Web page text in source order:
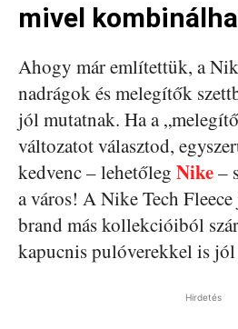
mivel
Ahogy már említettük, a
nadrágok és melegítők
jól mutatnak. Ha a
változatot választod,
kedvenc – lehetőleg Nike–
a város! A Nike Tech
brand más kollekcióiból
kapucnis pulóverekkel is
Hirdetés